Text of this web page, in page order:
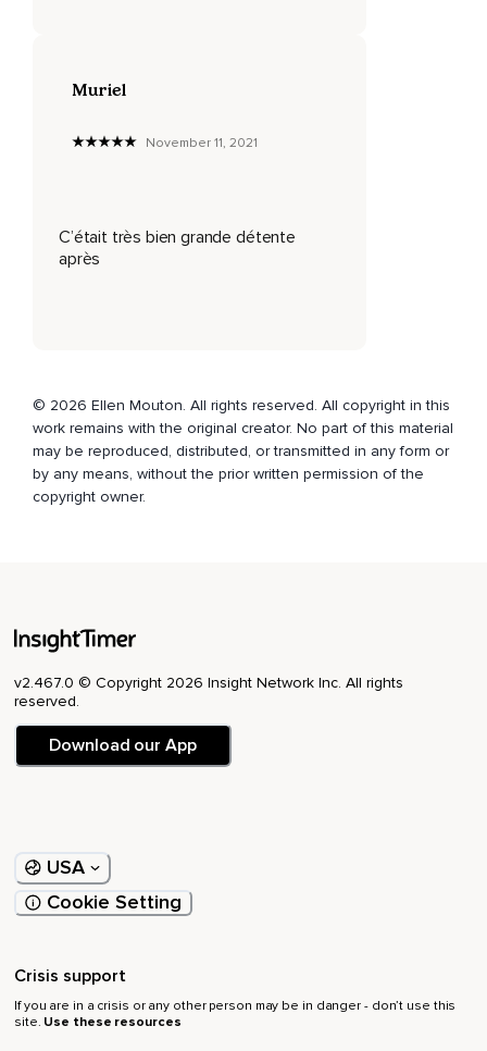
Muriel
November 11, 2021
C’était très bien grande détente
après
© 2026 Ellen Mouton. All rights reserved. All copyright in this
work remains with the original creator. No part of this material
may be reproduced, distributed, or transmitted in any form or
by any means, without the prior written permission of the
copyright owner.
v2.467.0 © Copyright 2026 Insight Network Inc. All rights
reserved.
Download our App
USA
Cookie Setting
Crisis support
If you are in a crisis or any other person may be in danger - don’t use this
site. Use these resources